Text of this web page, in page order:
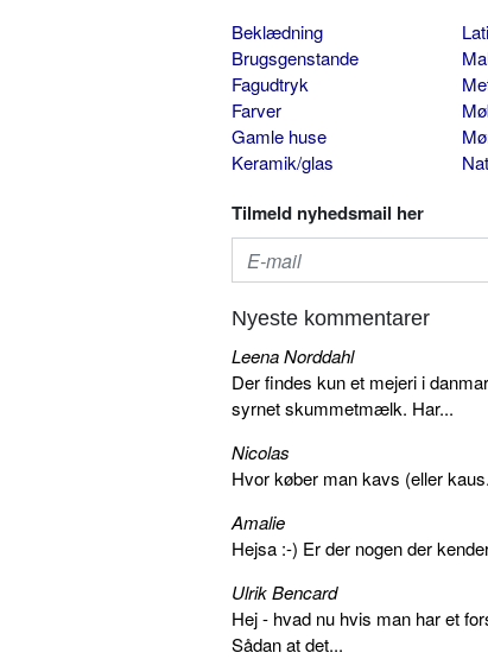
Beklædning
Brugsgenstande
Fagudtryk
Farver
Gamle huse
Keramik/glas
Tilmeld nyhedsmail her
Nyeste kommentarer
Leena Norddahl
Der findes kun et mejeri i
syrnet skummetmælk. Har...
Nicolas
Hvor køber man kavs (eller
Amalie
Hejsa :-) Er der nogen der
Ulrik Bencard
Hej - hvad nu hvis man har et
Sådan at det...